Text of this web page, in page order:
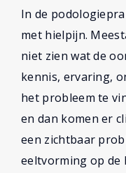
In de
met hielpijn.
niet zien wat de
kennis, ervaring,
het probleem te
en dan komen er
een zichtbaar
eeltvorming op de